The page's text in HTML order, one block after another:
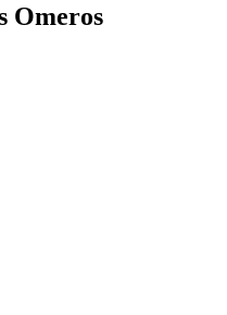
Omeros